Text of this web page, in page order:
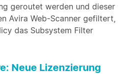
geroutet werden und dieser
Avira Web-Scanner gefiltert,
das Subsystem Filter
Neue Lizenzierung